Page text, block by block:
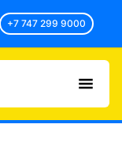
+7 747 299 9000